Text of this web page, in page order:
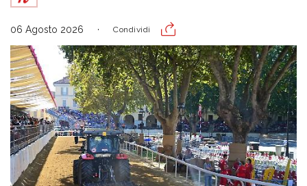
06 Agosto 2026 Condividi